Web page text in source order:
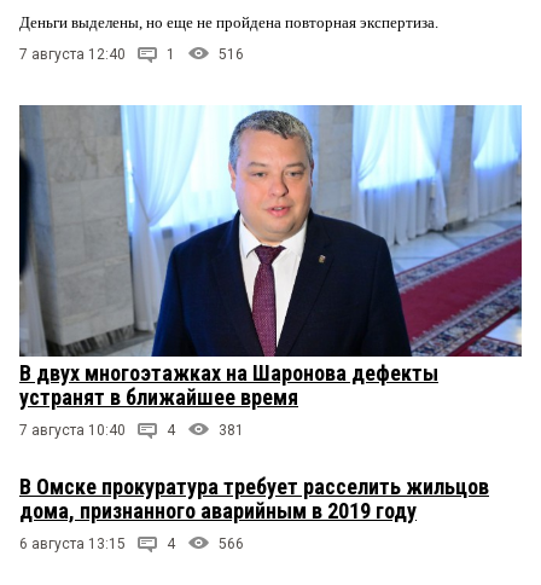
Деньги выделены, но еще не пройдена повторная экспертиза.
7 августа 12:40 1 516
В двух многоэтажках на Шаронова дефекты
устранят в ближайшее время
7 августа 10:40 4 381
В Омске прокуратура требует расселить жильцов
дома, признанного аварийным в 2019 году
6 августа 13:15 4 566